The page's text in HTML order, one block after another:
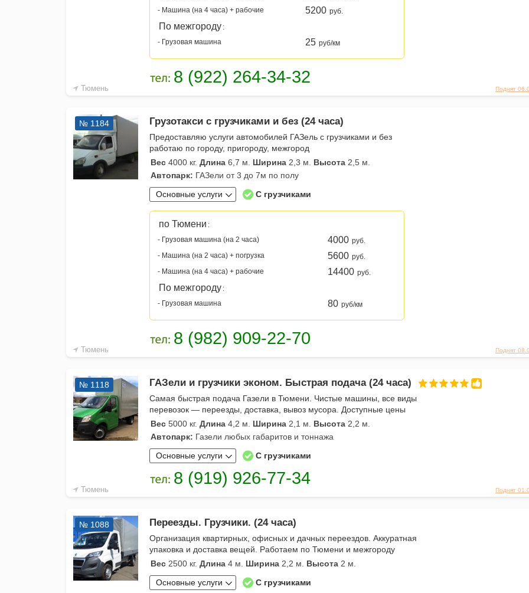
Тюмень Поднят
- Машина (на 4 часа) + рабочие
5200 руб.
По межгороду :
- Грузовая машина
25 руб/км
Тюмень Поднят
№ 1184 Грузотакси с грузчиками и без (24 часа)
Предоставляю услуги автомобилей ГАЗель с грузчиками и без
работаю по городу, пригороду, межгород
Вес 4000 кг. Длина 6,7 м. Ширина 2,3 м. Высота 2,5 м.
Автопарк: ГАЗели от 3 до 7м по полу
Основные услуги
С грузчиками
по Тюмени :
- Грузовая машина (на 2 часа)
4000 руб.
- Машина (на 2 часа) + погрузка
5600 руб.
- Машина (на 4 часа) + рабочие
14400 руб.
По межгороду :
- Грузовая машина
80 руб/км
Тюмень Поднят
№ 1118 ГАЗели и грузчики эконом. Быстрая подача (24 часа)
Самая быстрая подача Газели в Тюмени. Чистые машины, все виды
перевозок — переезды, доставка, вывоз мусора. Доступные цены
Вес 5000 кг. Длина 4,2 м. Ширина 2,1 м. Высота 2,2 м.
Автопарк: Газели любых габаритов и тоннажа
Основные услуги
С грузчиками
№ 1088 Переезды. Грузчики. (24 часа)
Организация квартирных, офисных и дачных переездов. Аккуратная
упаковка и доставка вещей. Работаем по Тюмени и межгороду
Вес 2500 кг. Длина 4 м. Ширина 2,2 м. Высота 2 м.
Основные услуги
С грузчиками